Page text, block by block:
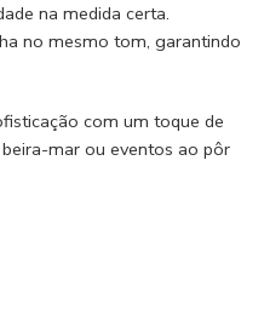
na medida certa.
no mesmo tom, garantindo
com um toque de
mar ou eventos ao pôr